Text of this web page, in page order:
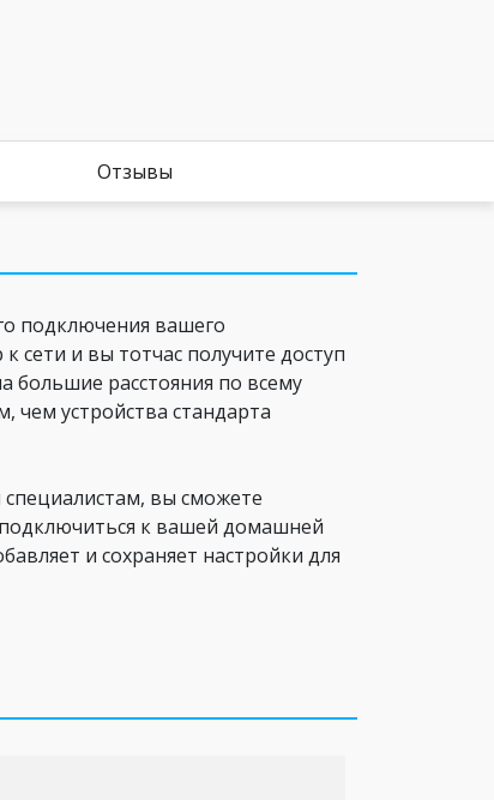
Отзывы
подключения вашего
и вы тотчас получите доступ
большие расстояния по всему
чем устройства стандарта
вы сможете
подключиться к вашей домашней
и сохраняет настройки для